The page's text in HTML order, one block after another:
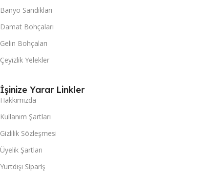
Banyo Sandıkları
Damat Bohçaları
Gelin Bohçaları
Çeyizlik Yelekler
İşinize Yarar Linkler
Hakkımızda
Kullanım Şartları
Gizlilik Sözleşmesi
Üyelik Şartları
Yurtdışı Sipariş